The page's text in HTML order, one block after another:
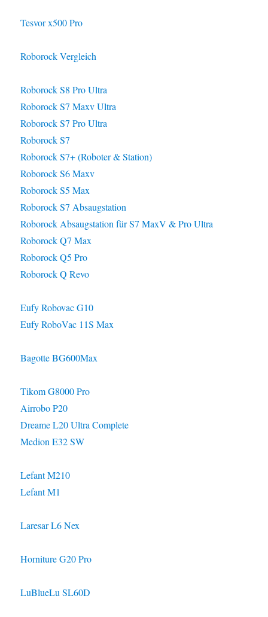
Tesvor x500 Pro
Roborock Vergleich
Roborock S8 Pro Ultra
Roborock S7 Maxv Ultra
Roborock S7 Pro Ultra
Roborock S7
Roborock S7+ (Roboter & Station)
Roborock S6 Maxv
Roborock S5 Max
Roborock S7 Absaugstation
Roborock Absaugstation für S7 MaxV & Pro Ultra
Roborock Q7 Max
Roborock Q5 Pro
Roborock Q Revo
Eufy Robovac G10
Eufy RoboVac 11S Max
Bagotte BG600Max
Tikom G8000 Pro
Airrobo P20
Dreame L20 Ultra Complete
Medion E32 SW
Lefant M210
Lefant M1
Laresar L6 Nex
Horniture G20 Pro
LuBlueLu SL60D